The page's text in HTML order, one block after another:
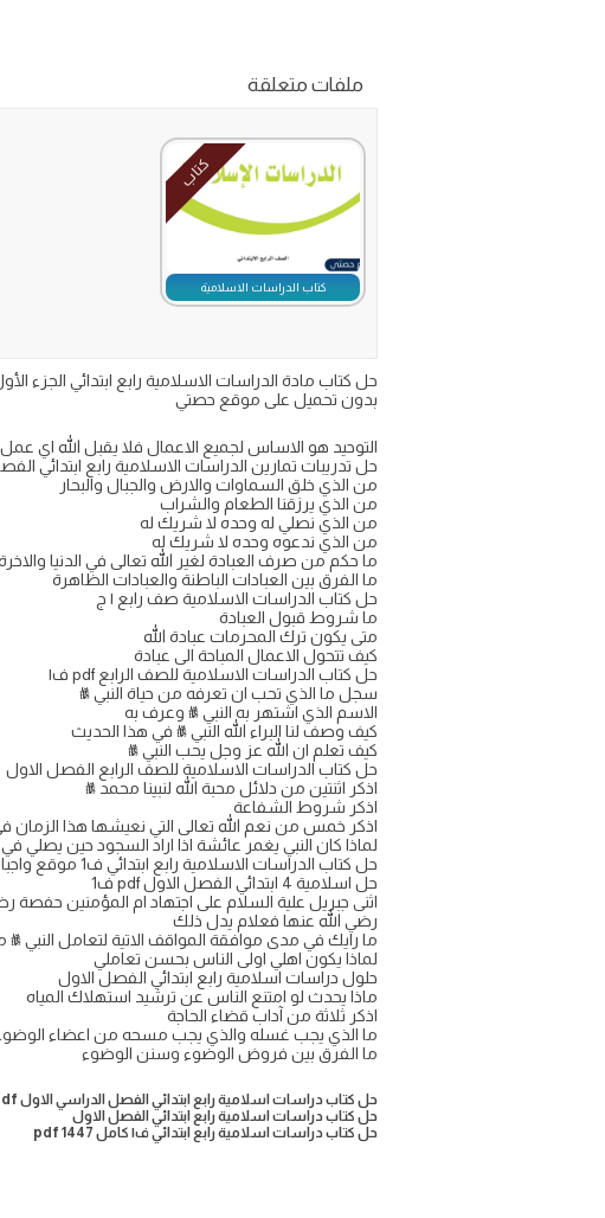
ملفات متعلقة
كتاب
كتاب الدراسات الاسلامية
بدون تحميل على موقع حصتي
التوحيد هو الاساس لجميع الاعمال فلا يقبل الله اي
حل تدريبات تمارين الدراسات الاسلامية رابع ابتدائي الفصل
من الذي خلق السماوات والارض والجبال والبحار
من الذي يرزقنا الطعام والشراب
من الذي نصلي له وحده لا شريك له
من الذي ندعوه وحده لا شريك له
ما حكم من صرف العبادة لغير الله تعالى في الدنيا
ما الفرق بين العبادات الباطنة والعبادات الظاهرة
حل كتاب الدراسات الاسلامية صف رابع ١ ج
ما شروط قبول العبادة
متى يكون ترك المحرمات عبادة الله
كيف تتحول الاعمال المباحة الى عبادة
حل كتاب الدراسات الاسلامية للصف الرابع pdf ف١
سجل ما الذي تحب ان تعرفه من حياة النبي ﷺ
الاسم الذي اشتهر به النبي ﷺ وعرف به
كيف وصف لنا البراء الله النبي ﷺ في هذا الحديث
كيف تعلم ان الله عز وجل يحب النبي ﷺ
حل كتاب الدراسات الاسلامية للصف الرابع الفصل الاول
اذكر اثنتين من دلائل محبة الله لنبينا محمد ﷺ
اذكر شروط الشفاعة
اذكر خمس من نعم الله تعالى التي نعيشها هذا الزمان
لماذا كان النبي يغمر عائشة اذا اراد السجود حين يصلي في
حل كتاب الدراسات الاسلامية رابع ابتدائي ف1 موقع واجباتي
حل اسلامية 4 ابتدائي الفصل الاول pdf ف1
اثنى جبريل علية السلام على اجتهاد ام المؤمنين
رضي الله عنها فعلام يدل ذلك
ما رايك في مدى موافقة المواقف الاتية لتعامل النبي ﷺ
لماذا يكون اهلي اولى الناس بحسن تعاملي
حلول دراسات اسلامية رابع ابتدائي الفصل الاول
ماذا يحدث لو امتنع الناس عن ترشيد استهلاك المياه
اذكر ثلاثة من آداب قضاء الحاجة
ما الذي يجب غسله والذي يجب مسحه من اعضاء
ما الفرق بين فروض الوضوء وسنن الوضوء
حل كتاب دراسات اسلامية رابع ابتدائي الفصل الدراسي الاول pdf
حل كتاب دراسات اسلامية رابع ابتدائي الفصل الاول
حل كتاب دراسات اسلامية رابع ابتدائي ف١ كامل 1447 pdf